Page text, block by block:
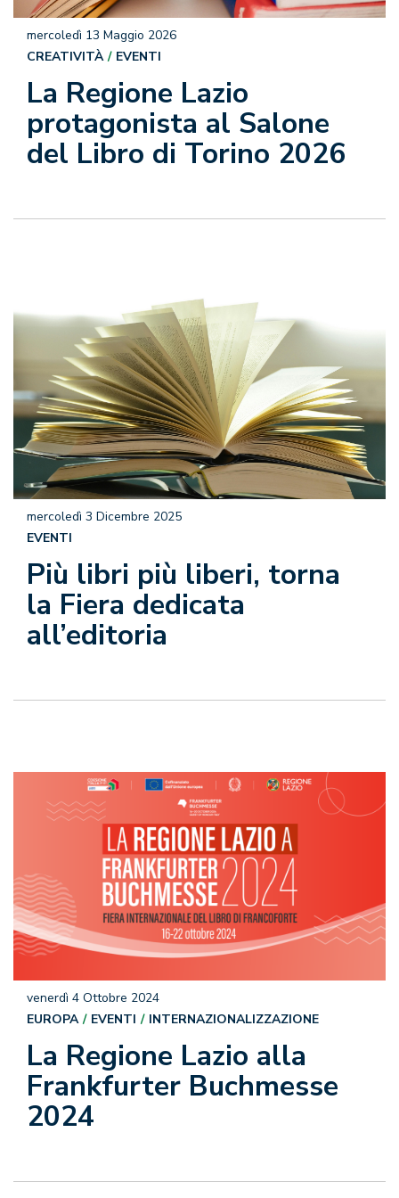
La Regione Lazio
protagonista al Salone
del Libro di Torino 2026
mercoledì 13 Maggio 2026
CREATIVITÀ
EVENTI
Più libri più liberi, torna
la Fiera dedicata
all’editoria
mercoledì 3 Dicembre 2025
EVENTI
La Regione Lazio alla
Frankfurter Buchmesse
2024
venerdì 4 Ottobre 2024
EUROPA
EVENTI INTERNAZIONALIZZAZIONE